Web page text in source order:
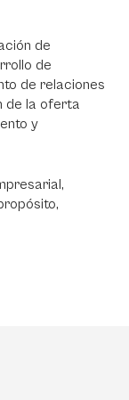
de
de
de relaciones
de la oferta
y